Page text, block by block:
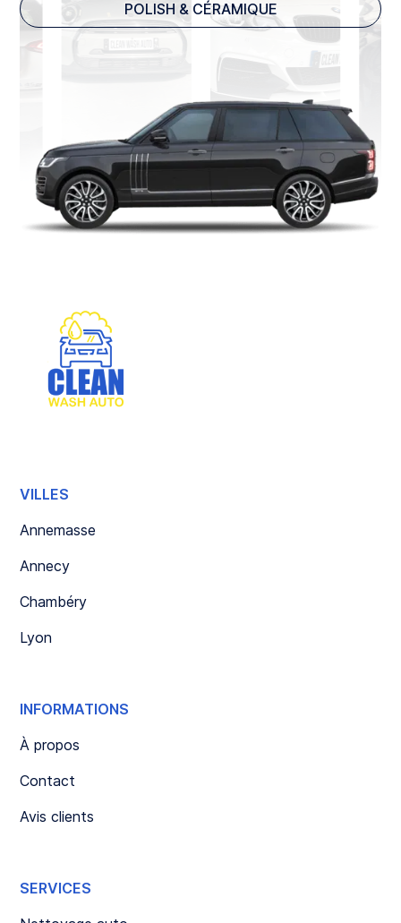
POLISH & CÉRAMIQUE
VILLES
Annemasse
Annecy
Chambéry
Lyon
INFORMATIONS
À propos
Contact
Avis clients
SERVICES